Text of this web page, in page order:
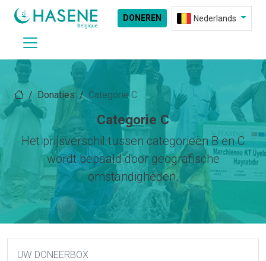
DONEREN Nederlands
Donaties Categorie C
Categorie C
Het prijsverschil tussen categorieën B en C
wordt bepaald door geografische
omstandigheden.
UW DONEERBOX